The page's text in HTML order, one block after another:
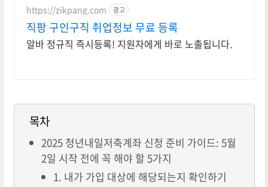
https://zikpang.com 광고
직팡 구인구직 취업정보 무료 등록
알바 정규직 즉시등록! 지원자에게 바로 노출됩니다.
목차
2025 청년내일저축계좌 신청 준비 가이드: 5월
2일 시작 전에 꼭 해야 할 5가지
1. 내가 가입 대상에 해당되는지 확인하기